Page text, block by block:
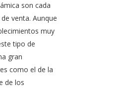
son cada
venta. Aunque
muy
tipo de
gran
como el de la
de los